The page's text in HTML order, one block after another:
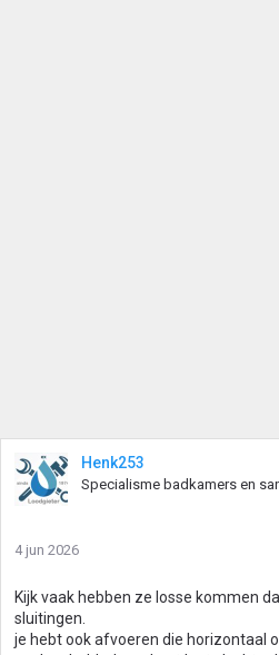
Henk253
Specialisme badkamers en
4 jun 2026
Kijk vaak hebben ze losse kommen
sluitingen.
je hebt ook afvoeren die horizontaal